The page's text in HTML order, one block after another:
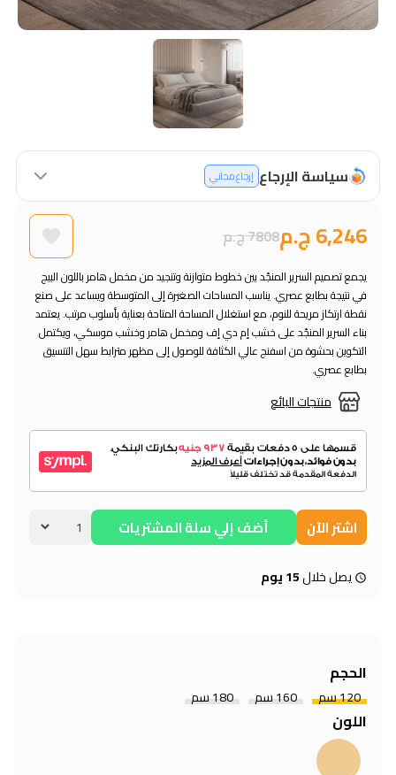
سياسة الإرجاع إرجاع مجاني
6,246 ج.م 7808 ج.م
منتجات البائع
يجمع تصميم السرير المنجّد بين خطوط متوازنة وتنجيد من مخمل هامر باللون البيج
في نتيجة بطابع عصري. يناسب المساحات الصغيرة إلى المتوسطة ويساعد على صنع
نقطة ارتكاز مريحة للنوم، مع استغلال المساحة المتاحة بعناية بأسلوب مرتب. يعتمد
بناء السرير المنجّد على خشب إم دي إف ومخمل هامر وخشب موسكي، ويكتمل
التكوين بحشوة من اسفنج عالي الكثافة للوصول إلى مظهر مترابط سهل التنسيق
بطابع عصري.
اشتر الآن أضف إلي سلة المشتريات
يصل خلال15 يوم
الحجم
120 سم 160 سم 180 سم
اللون